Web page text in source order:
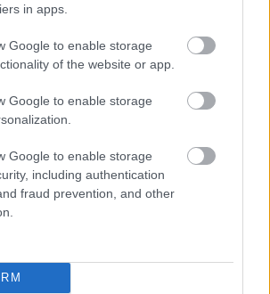
in apps.
Google to enable storage
of the website or app.
Google to enable storage
Google to enable storage
including authentication
fraud prevention, and other
Meld deg på
til
t
enges
Føler